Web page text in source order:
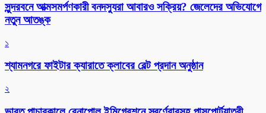
সুন্দরবনে আত্মসমর্পণকারী বনদস্যুরা আবারও সক্রিয়? জেলেদের অভিযোগে
নতুন আতঙ্ক
১
শ্যামনগরে ফাইটার ক্যারাতে ক্লাবের বেল্ট প্রদান অনুষ্ঠান
২